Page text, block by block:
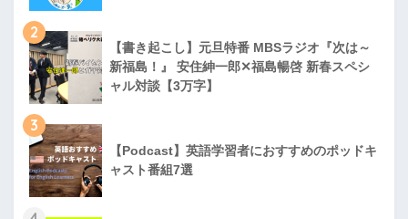
2
【書き起こし】元旦特番 MBSラジオ『次は～
新福島！』 安住紳一郎✕福島暢啓 新春スペシ
ャル対談【3万字】
3
【Podcast】英語学習者におすすめのポッドキ
ャスト番組7選